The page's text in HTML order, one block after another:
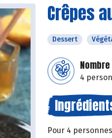
Crêpes
Dessert
4
Pour 4 personnes